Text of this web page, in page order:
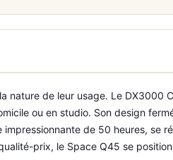
de leur usage. Le DX3000
ou en studio. Son design
de 50 heures, se
prix, le Space Q45 se